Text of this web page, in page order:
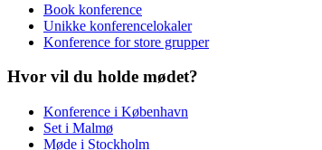
Book konference
Unikke konferencelokaler
Konference for store grupper
Hvor vil du holde mødet?
Konference i København
Set i Malmø
Møde i Stockholm